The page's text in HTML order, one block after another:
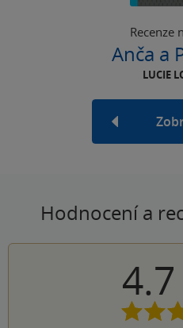
Recenze
Anča a
LUCIE
Hodnocení a
4.7